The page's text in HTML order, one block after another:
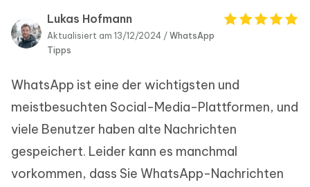
iAnyGo
Lukas Hofmann
Aktualisiert am 13/12/2024 / WhatsApp
Tipps
WhatsApp ist eine der wichtigsten und
meistbesuchten Social-Media-Plattformen, und
viele Benutzer haben alte Nachrichten
gespeichert. Leider kann es manchmal
vorkommen, dass Sie WhatsApp-Nachrichten